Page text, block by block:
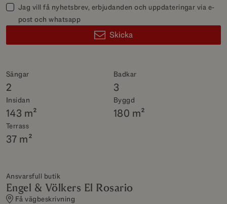
Sängar
2
Badkar
3
Insidan
143 m²
Byggd
180 m²
Terrass
37 m²
Ansvarsfull butik
Engel & Völkers El Rosario
Få vägbeskrivning
Jag vill få nyhetsbrev, erbjudanden och uppdateringar via e-
post och whatsapp
Skicka